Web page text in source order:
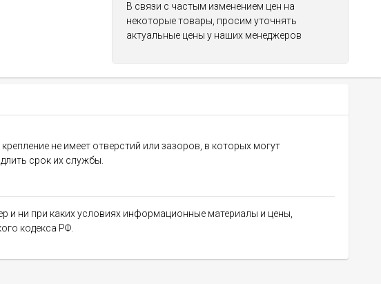
В связи с частым изменением цен на
некоторые товары, просим уточнять
актуальные цены у наших менеджеров
не имеет отверстий или зазоров, в которых могут
срок их службы.
и ни при каких условиях информационные материалы и цены,
кодекса РФ.